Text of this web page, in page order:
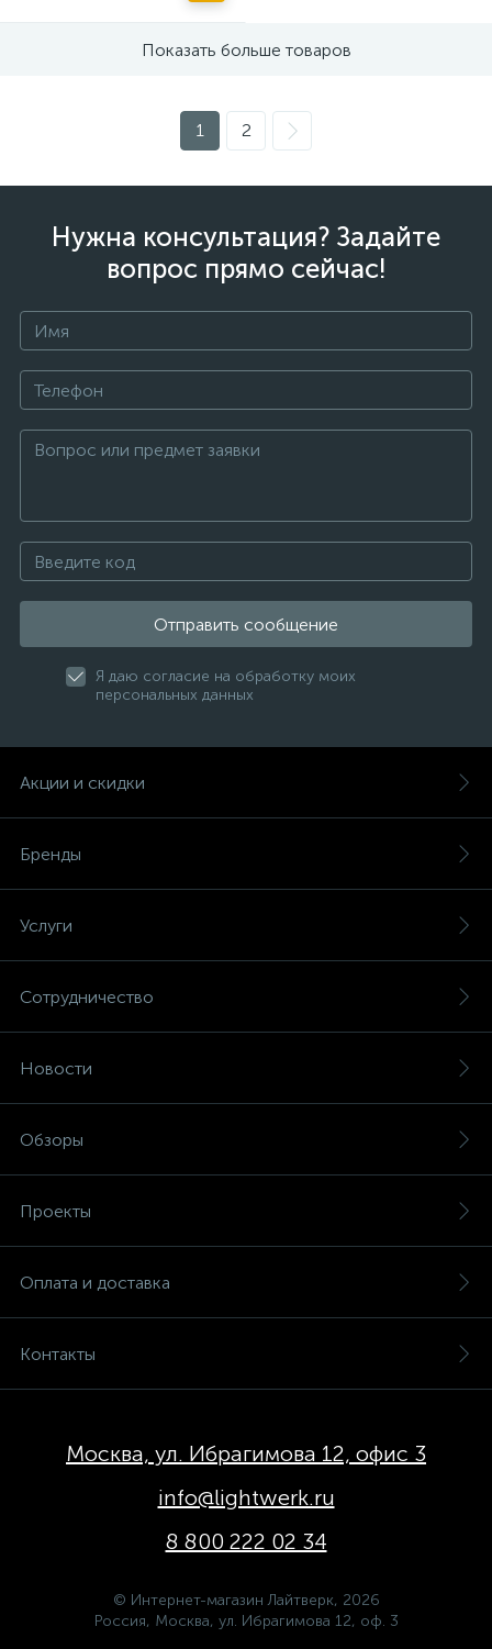
Показать больше товаров
1 2
Нужна консультация? Задайте
вопрос прямо сейчас!
Отправить сообщение
Я даю согласие на обработку моих
персональных данных
Акции и скидки
Бренды
Услуги
Сотрудничество
Новости
Обзоры
Проекты
Оплата и доставка
Контакты
Москва, ул. Ибрагимова 12, офис 3
info@lightwerk.ru
8 800 222 02 34
© Интернет-магазин Лайтверк, 2026
Россия, Москва, ул. Ибрагимова 12, оф. 3